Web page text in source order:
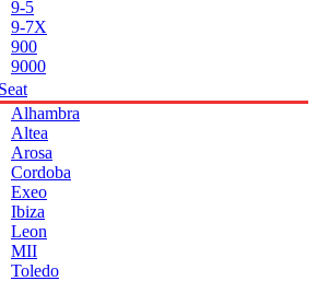
9-5
9-7X
900
9000
Seat
Alhambra
Altea
Arosa
Cordoba
Exeo
Ibiza
Leon
MII
Toledo